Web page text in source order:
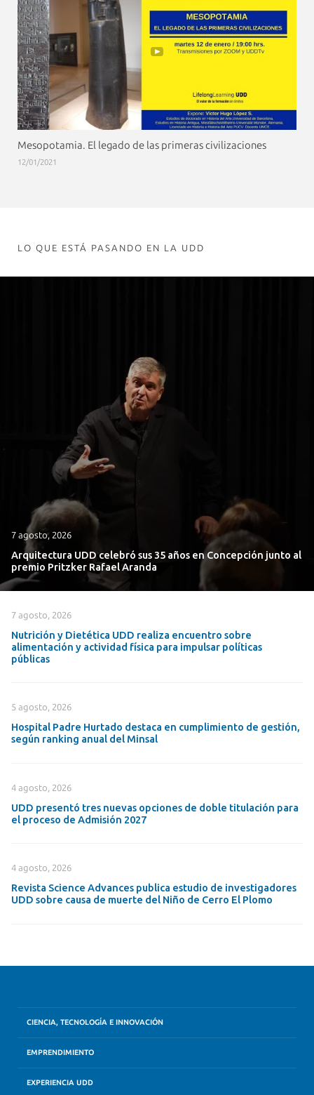
Mesopotamia. El legado de las primeras civilizaciones
12/01/2021
LO QUE ESTÁ PASANDO EN LA UDD
7 agosto, 2026
Arquitectura UDD celebró sus 35 años en Concepción junto al
premio Pritzker Rafael Aranda
7 agosto, 2026
Nutrición y Dietética UDD realiza encuentro sobre
alimentación y actividad física para impulsar políticas
públicas
5 agosto, 2026
Hospital Padre Hurtado destaca en cumplimiento de gestión,
según ranking anual del Minsal
4 agosto, 2026
UDD presentó tres nuevas opciones de doble titulación para
el proceso de Admisión 2027
4 agosto, 2026
Revista Science Advances publica estudio de investigadores
UDD sobre causa de muerte del Niño de Cerro El Plomo
CIENCIA, TECNOLOGÍA E INNOVACIÓN
EMPRENDIMIENTO
EXPERIENCIA UDD